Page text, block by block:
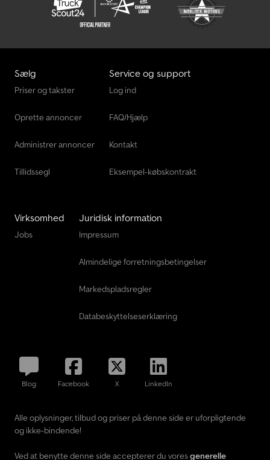
Sælg
Priser og takster
Oprette annoncer
Administrer annoncer
Tillidssegl
Service og support
Log ind
FAQ/Hjælp
Kontakt
Eksempel-købskontrakt
Virksomhed
Jobs
Juridisk information
Impressum
Almindelige forretningsbetingelser
Markedspladsregler
Databeskyttelseserklæring
Blog Facebook X LinkedIn
Alle oplysninger, tilbud og priser på denne side er uforpligtende
og ikke-bindende!
Ved at benytte denne side accepterer du voresgenerelle